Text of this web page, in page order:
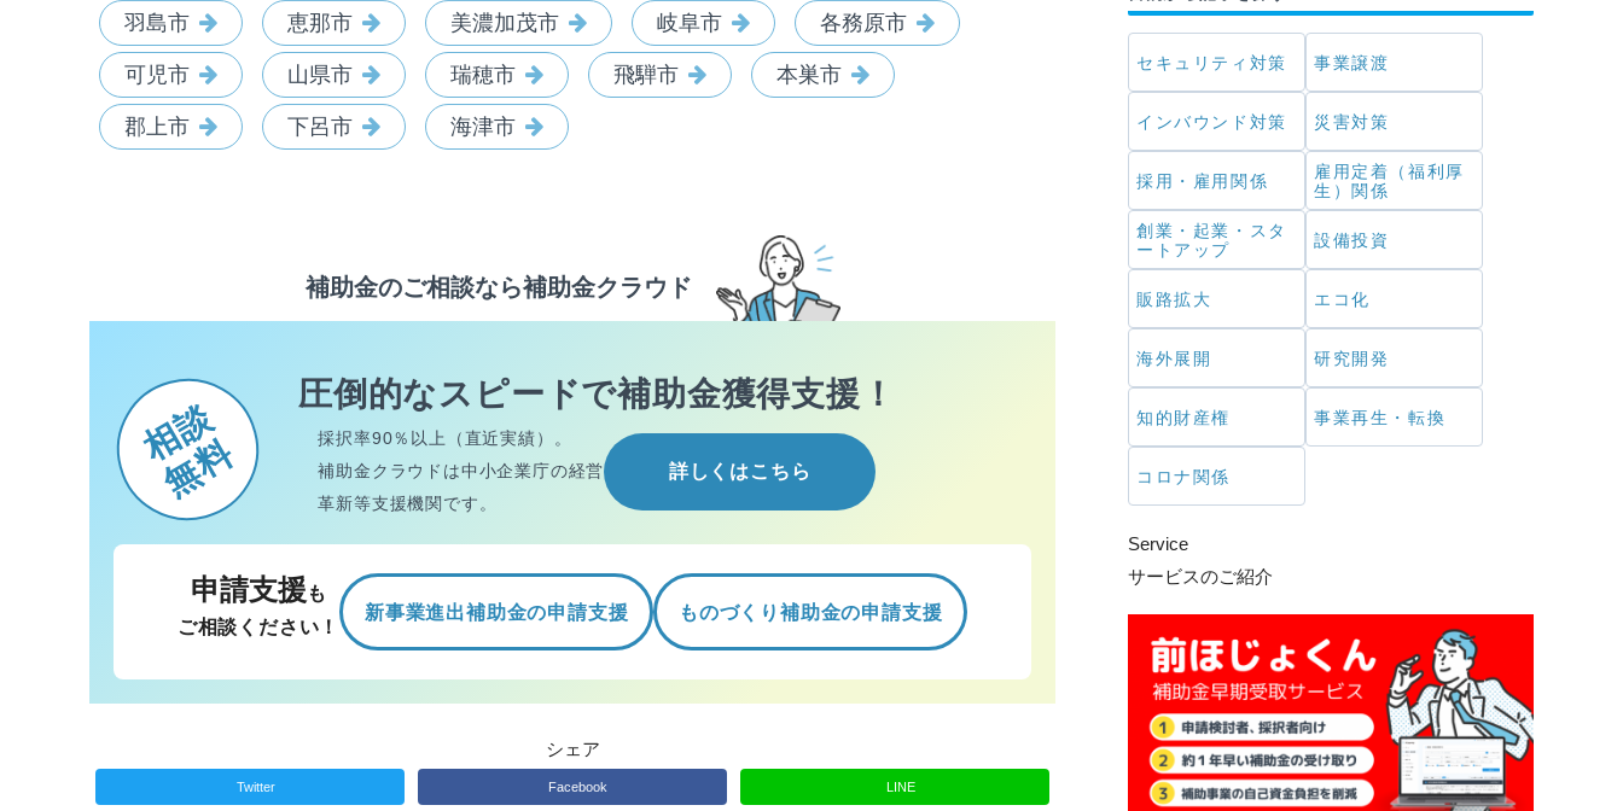
羽島市 恵那市 美濃加茂市 岐阜市 各務原市
可児市 山県市 瑞穂市 飛騨市 本巣市
郡上市 下呂市 海津市
補助金のご相談なら補助金クラウド
相談
無料
圧倒的なスピードで補助金獲得支援！
採択率90％以上（直近実績）。
補助金クラウドは中小企業庁の経営
革新等支援機関です。
詳しくはこちら
申請支援 も
ご相談ください！
新事業進出補助金の申請支援 ものづくり補助金の申請支援
シェア
Twitter Facebook LINE
セキュリティ対策 事業譲渡
インバウンド対策 災害対策
採用・雇用関係
雇用定着（福利厚
生）関係
創業・起業・スタ
ートアップ
設備投資
販路拡大 エコ化
海外展開 研究開発
知的財産権 事業再生・転換
コロナ関係
Service
サービスのご紹介